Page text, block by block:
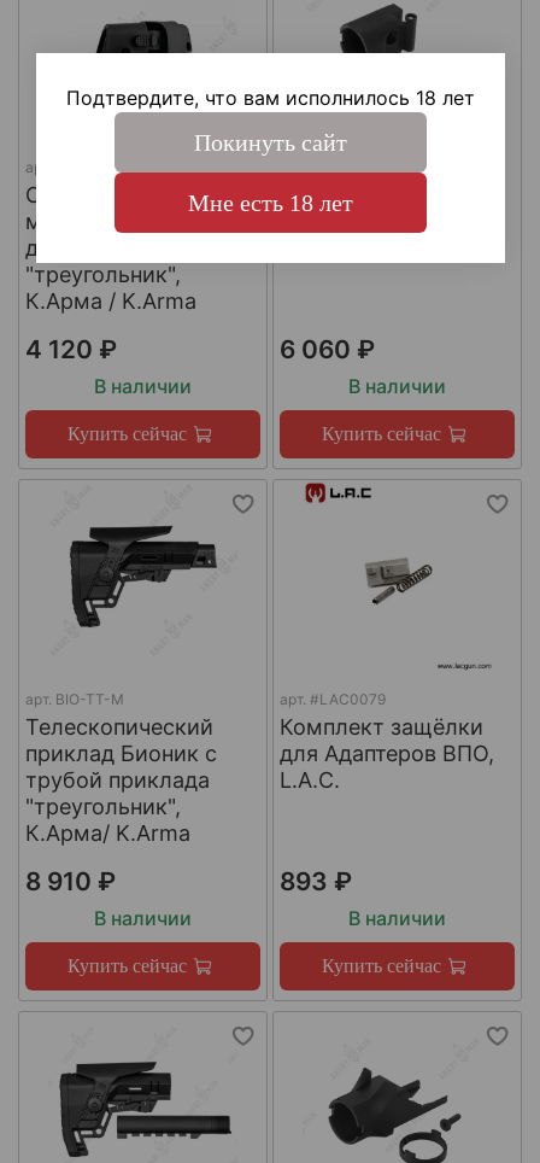
арт.
Складной шарнир
модульного приклада
для трубы приклада
"треугольник",
К.Арма / K.Arma
4 120 ₽
В наличии
Купить сейчас
Адаптер приклада
АКСУ/АКС-74У,
6 060 ₽
В наличии
Купить сейчас
арт. BIO-TT-M
Телескопический
приклад Бионик с
трубой приклада
"треугольник",
К.Арма/ K.Arma
8 910 ₽
В наличии
Купить сейчас
арт. #LAC0079
Комплект защёлки
для Адаптеров ВПО,
L.A.C.
893 ₽
В наличии
Купить сейчас
Подтвердите, что вам исполнилось 18 лет
Покинуть сайт
Мне есть 18 лет